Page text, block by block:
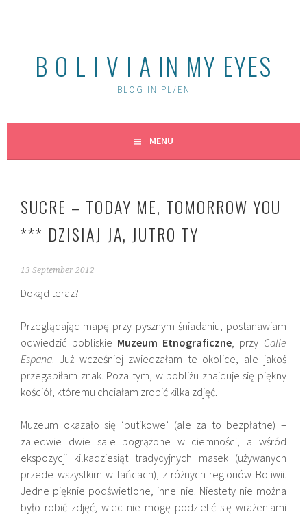
B O L I V I A IN MY EYES
BLOG IN PL/EN
MENU
SUCRE – TODAY ME, TOMORROW YOU
*** DZISIAJ JA, JUTRO TY
13 September 2012
Dokąd teraz?
Przeglądając mapę przy pysznym śniadaniu, postanawiam
odwiedzić pobliskie Muzeum Etnograficzne, przy Calle
Espana. Już wcześniej zwiedzałam te okolice, ale jakoś
przegapiłam znak. Poza tym, w pobliżu znajduje się piękny
kościół, któremu chciałam zrobić kilka zdjęć.
Muzeum okazało się ‘butikowe’ (ale za to bezpłatne) –
zaledwie dwie sale pogrążone w ciemności, a wśród
ekspozycji kilkadziesiąt tradycyjnych masek (używanych
przede wszystkim w tańcach), z różnych regionów Boliwii.
Jedne pięknie podświetlone, inne nie. Niestety nie można
było robić zdjęć, wiec nie mogę podzielić się wrażeniami